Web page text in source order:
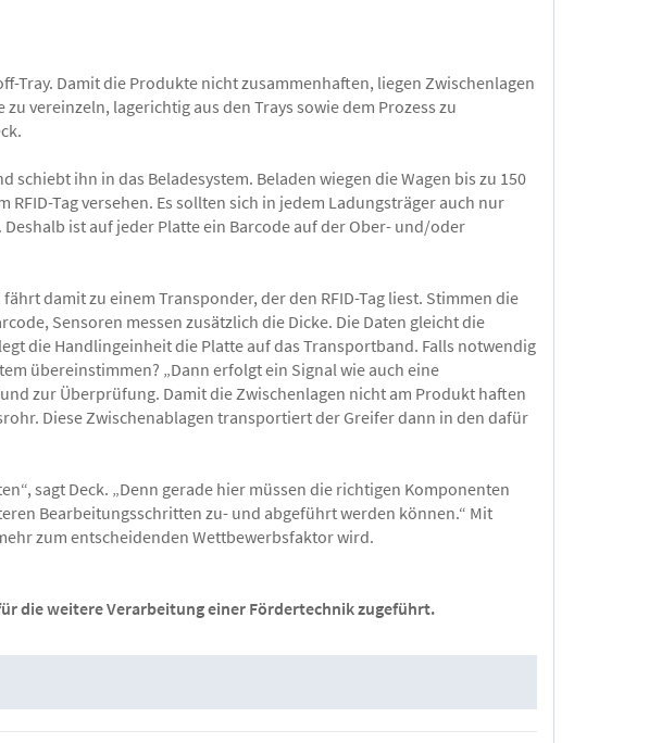
Tray. Damit die Produkte nicht zusammenhaften, liegen Zwischenlagen
vereinzeln, lagerichtig aus den Trays sowie dem Prozess zu
ihn in das Beladesystem. Beladen wiegen die Wagen bis zu 150
Tag versehen. Es sollten sich in jedem Ladungsträger auch nur
ist auf jeder Platte ein Barcode auf der Ober- und/oder
damit zu einem Transponder, der den RFID-Tag liest. Stimmen die
Sensoren messen zusätzlich die Dicke. Die Daten gleicht die
die Handlingeinheit die Platte auf das Transportband. Falls notwendig
übereinstimmen? „Dann erfolgt ein Signal wie auch eine
zur Überprüfung. Damit die Zwischenlagen nicht am Produkt haften
Diese Zwischenablagen transportiert der Greifer dann in den dafür
sagt Deck. „Denn gerade hier müssen die richtigen Komponenten
Bearbeitungsschritten zu- und abgeführt werden können.“ Mit
zum entscheidenden Wettbewerbsfaktor wird.
die weitere Verarbeitung einer Fördertechnik zugeführt.